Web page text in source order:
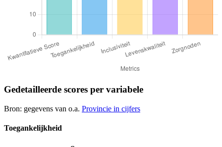
Gedetailleerde scores per variabele
Bron: gegevens van o.a. Provincie in cijfers
Toegankelijkheid